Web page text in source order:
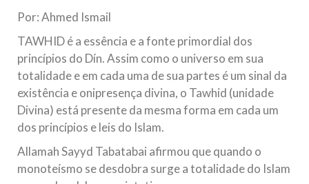
10 DE NOVEMBRO DE 2013
Falecimento do Imam Ali Ibn Al-Hussein
(A.S.)
Em nome de Deus, o Clemente, o Misericordioso! Diante da
data em que relembramos o martírio do quarto Imam dos
muçulmanos, o Imam Ali Ibn Al-Hussein Ibn Ali Ibn Abi Táleb
(A.S.), conhecido por “Zein Al-Ábidin” (Formosura
NOTÍCIAS
Por: Ahmed Ismail
TAWHID é a essência e a fonte primordial dos
princípios do Dín. Assim como o universo em sua
totalidade e em cada uma de sua partes é um sinal da
existência e onipresença divina, o Tawhid (unidade
Divina) está presente da mesma forma em cada um
dos princípios e leis do Islam.
Allamah Sayyd Tabatabai afirmou que quando o
monoteísmo se desdobra surge a totalidade do Islam